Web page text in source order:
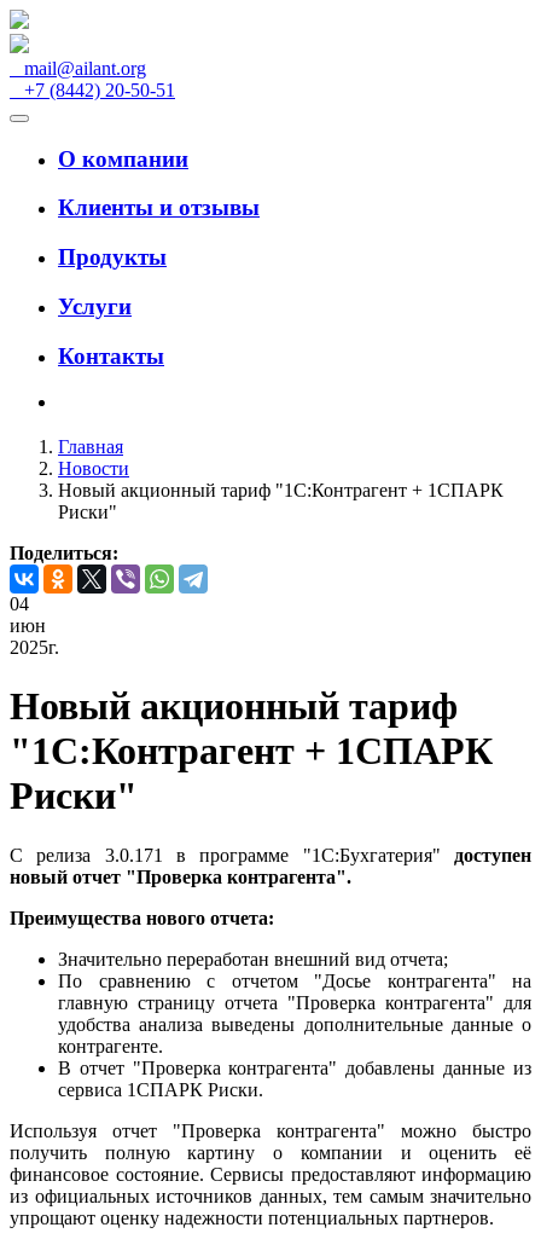
mail@ailant.org
+7 (8442) 20-50-51
О компании
Клиенты и отзывы
Продукты
Услуги
Контакты
Главная
Новости
Новый акционный тариф "1С:Контрагент + 1СПАРК
Риски"
Поделиться:
04
июн
2025г.
Новый акционный тариф
"1С:Контрагент + 1СПАРК
Риски"
С релиза 3.0.171 в программе "1С:Бухгатерия" доступен
новый отчет "Проверка контрагента".
Преимущества нового отчета:
Значительно переработан внешний вид отчета;
По сравнению с отчетом "Досье контрагента" на
главную страницу отчета "Проверка контрагента" для
удобства анализа выведены дополнительные данные о
контрагенте.
В отчет "Проверка контрагента" добавлены данные из
сервиса 1СПАРК Риски.
Используя отчет "Проверка контрагента" можно быстро
получить полную картину о компании и оценить её
финансовое состояние. Сервисы предоставляют информацию
из официальных источников данных, тем самым значительно
упрощают оценку надежности потенциальных партнеров.